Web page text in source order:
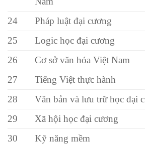
24
Pháp luật đại cương
25
Logic học đại cương
26
Cơ sở văn hóa Việt Nam
27
Tiếng Việt thực hành
28
Văn bản và lưu trữ học đại
29
Xã hội học đại cương
30
Kỹ năng mềm